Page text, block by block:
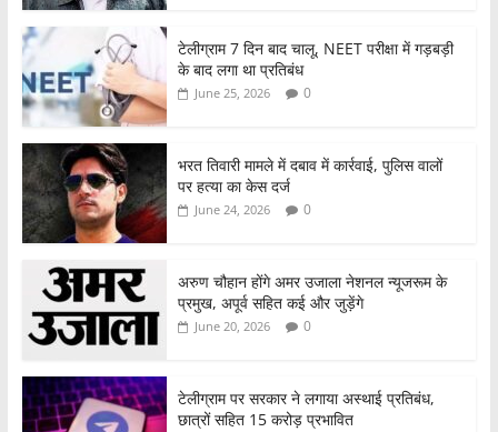
टेलीग्राम 7 दिन बाद चालू, NEET परीक्षा में गड़बड़ी
के बाद लगा था प्रतिबंध
June 25, 2026 0
भरत तिवारी मामले में दबाव में कार्रवाई, पुलिस वालों
पर हत्या का केस दर्ज
June 24, 2026 0
अरुण चौहान होंगे अमर उजाला नेशनल न्यूजरूम के
प्रमुख, अपूर्व सहित कई और जुड़ेंगे
June 20, 2026 0
टेलीग्राम पर सरकार ने लगाया अस्थाई प्रतिबंध,
छात्रों सहित 15 करोड़ प्रभावित